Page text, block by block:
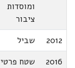
ומוסדות
ציבור
2012 שביל
2016
שטח פרטי